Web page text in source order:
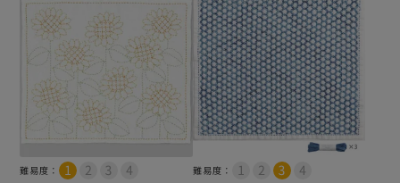
難易度： 難易度：